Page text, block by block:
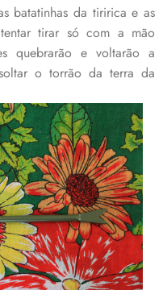
batatinhas da tiririca e as
tirar só com a mão
quebrarão e voltarão a
o torrão da terra da